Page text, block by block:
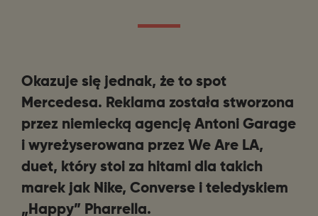
Okazuje się jednak, że to spot
Mercedesa. Reklama została stworzona
przez niemiecką agencję Antoni Garage
i wyreżyserowana przez We Are LA,
duet, który stoi za hitami dla takich
marek jak Nike, Converse i teledyskiem
„Happy” Pharrella.